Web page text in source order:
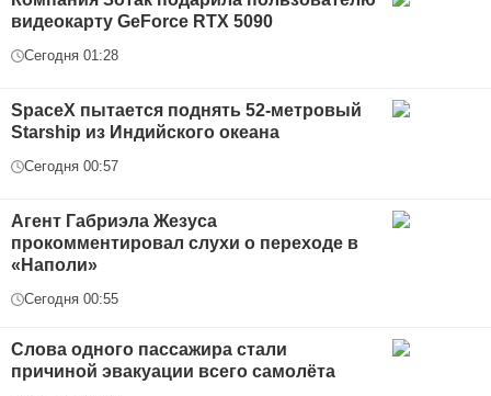
видеокарту GeForce RTX 5090
Сегодня 01:28
SpaceX пытается поднять 52-метровый
Starship из Индийского океана
Сегодня 00:57
Агент Габриэла Жезуса
прокомментировал слухи о переходе в
«Наполи»
Сегодня 00:55
Слова одного пассажира стали
причиной эвакуации всего самолёта